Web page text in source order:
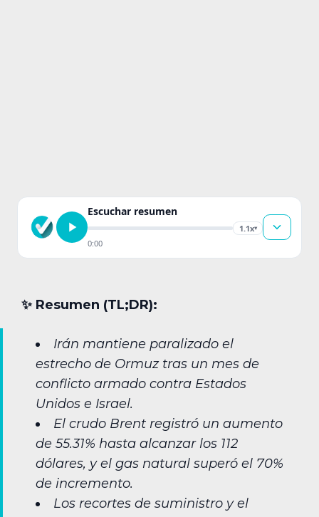
Escuchar resumen
1.1x▾
0:00
✨︎ Resumen (TL;DR):
Irán mantiene paralizado el
estrecho de Ormuz tras un mes de
conflicto armado contra Estados
Unidos e Israel.
El crudo Brent registró un aumento
de 55.31% hasta alcanzar los 112
dólares, y el gas natural superó el 70%
de incremento.
Los recortes de suministro y el